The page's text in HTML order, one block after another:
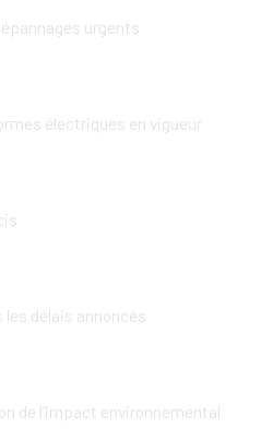
urgents
électriques en vigueur
les délais annoncés
de l'impact environnemental